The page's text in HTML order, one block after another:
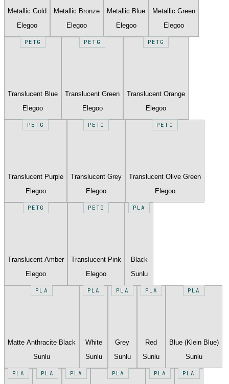
Metallic Gold
Elegoo
Metallic Bronze
Elegoo
Metallic Blue
Elegoo
Metallic Green
Elegoo
PETG
Translucent Blue
Elegoo
PETG
Translucent Green
Elegoo
PETG
Translucent Orange
Elegoo
PETG
Translucent Purple
Elegoo
PETG
Translucent Grey
Elegoo
PETG
Translucent Olive Green
Elegoo
PETG
Translucent Amber
Elegoo
PETG
Translucent Pink
Elegoo
PLA
Black
Sunlu
PLA
Matte Anthracite Black
Sunlu
PLA
White
Sunlu
PLA
Grey
Sunlu
PLA
Red
Sunlu
PLA
Blue (Klein Blue)
Sunlu
PLA PLA PLA PLA PLA PLA